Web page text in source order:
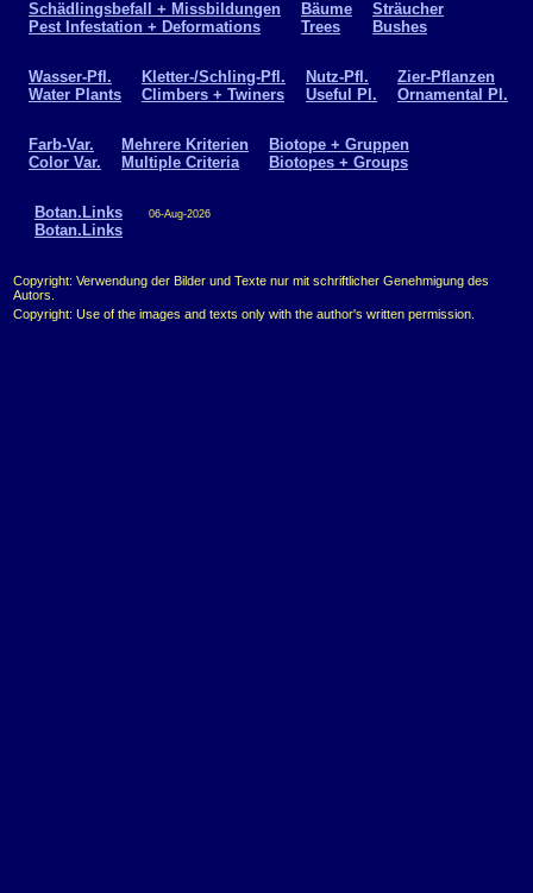
Schädlingsbefall + Missbildungen
Pest Infestation + Deformations
Bäume
Trees
Sträucher
Bushes
Wasser-Pfl.
Water Plants
Kletter-/Schling-Pfl.
Climbers + Twiners
Nutz-Pfl.
Useful Pl.
Zier-Pflanzen
Ornamental Pl.
Farb-Var.
Color Var.
Mehrere Kriterien
Multiple Criteria
Biotope + Gruppen
Biotopes + Groups
Botan.Links
Botan.Links
06-Aug-2026
Copyright: Verwendung der Bilder und Texte nur mit schriftlicher Genehmigung des
Autors.
Copyright: Use of the images and texts only with the author's written permission.